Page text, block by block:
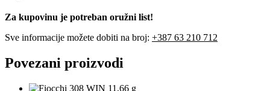
Za kupovinu je potreban oružni list!
Sve informacije možete dobiti na broj: +387 63 210 712
Povezani proizvodi